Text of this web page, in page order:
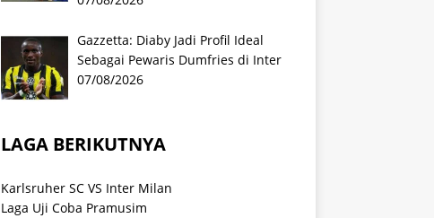
Gazzetta: Diaby Jadi Profil Ideal
Sebagai Pewaris Dumfries di Inter
07/08/2026
LAGA BERIKUTNYA
Karlsruher SC VS Inter Milan
Laga Uji Coba Pramusim